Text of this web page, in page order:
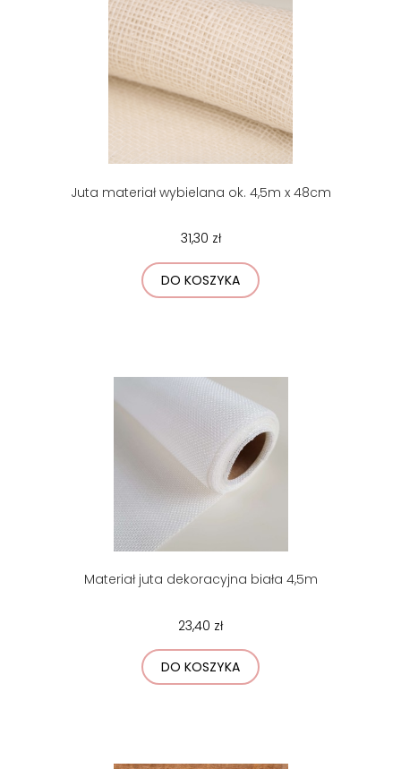
Juta materiał wybielana ok. 4,5m x 48cm
31,30 zł
DO KOSZYKA
Materiał juta dekoracyjna biała 4,5m
23,40 zł
DO KOSZYKA